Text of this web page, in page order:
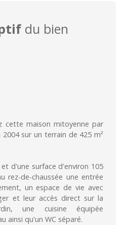
du bien
cette maison mitoyenne par
sur un terrain de 425 m²
d'une surface d'environ 105
rez-de-chaussée une entrée
un espace de vie avec
et leur accès direct sur la
une cuisine équipée
ainsi qu'un WC séparé.